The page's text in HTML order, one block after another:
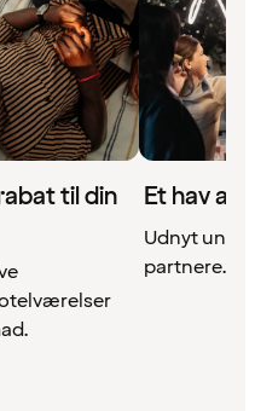
til din
Et hav af
Udnyt
partnere.